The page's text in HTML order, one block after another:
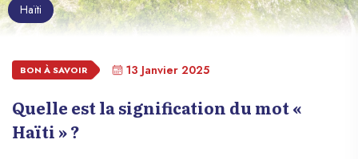
Haïti
BON À SAVOIR 13 Janvier 2025
Quelle est la signification du mot «
Haïti » ?